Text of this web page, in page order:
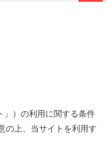
」）の利用に関する条件
の上、当サイトを利用す